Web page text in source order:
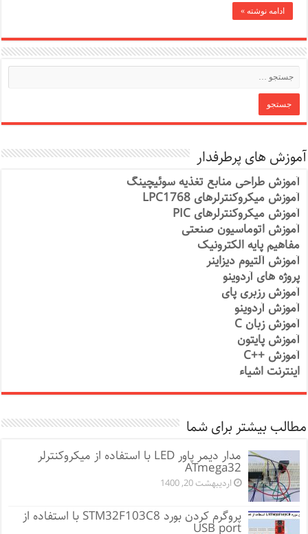
ادامه نوشته »
آموزش های پرطرفدار
آموزش طراحی منابع تغذیه سوئیچینگ
آموزش میکروکنترلرهای LPC1768
آموزش میکروکنترلرهای PIC
آموزش اتوماسیون صنعتی
مفاهیم پایه الکترونیک
آموزش آلتیوم دیزاینر
پروژه های آردوینو
آموزش رزبری پای
آموزش آردوینو
آموزش زبان C
آموزش پایتون
آموزش ++C
اینترنت اشیاء
مطالب بیشتر برای شما
مدار دیمر پاور LED با استفاده از میکروکنترلر
ATmega32
اردیبهشت 20, 1400
پروگرم کردن بورد STM32F103C8 با استفاده از
USB port